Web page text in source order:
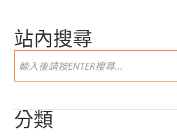
站內搜尋
分類